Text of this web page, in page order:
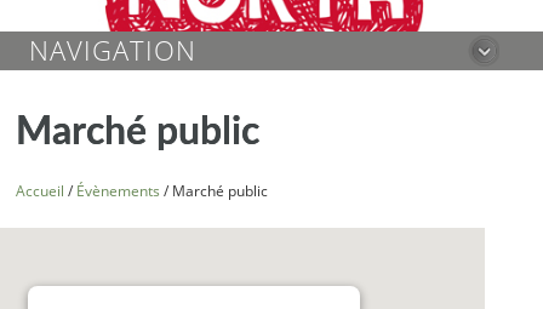
NAVIGATION
Marché public
Accueil / Évènements / Marché public